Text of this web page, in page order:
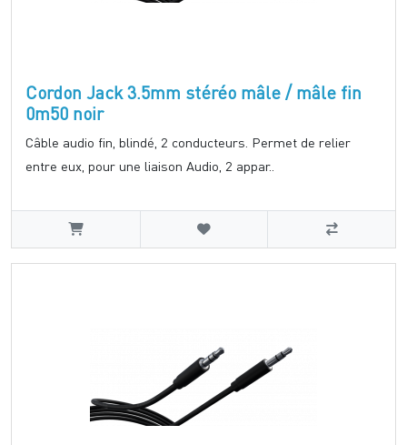
Cordon Jack 3.5mm stéréo mâle / mâle fin
0m50 noir
Câble audio fin, blindé, 2 conducteurs. Permet de relier
entre eux, pour une liaison Audio, 2 appar..